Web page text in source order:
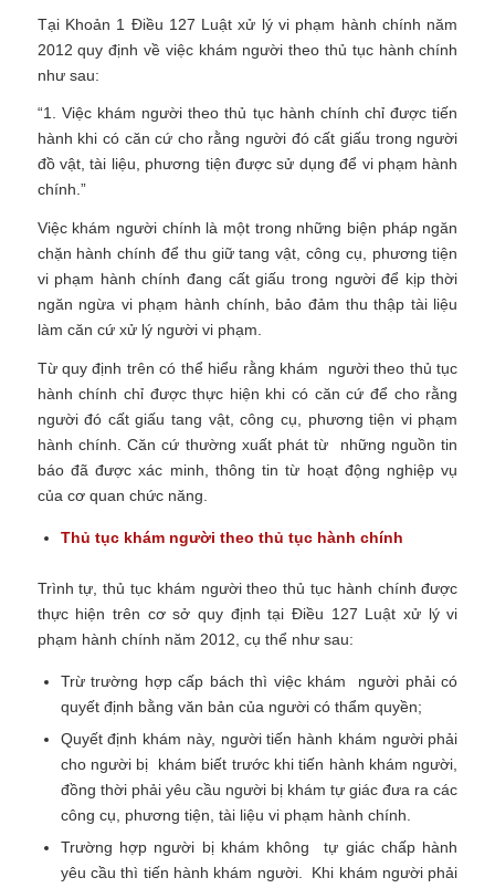
Tại Khoản 1 Điều 127 Luật xử lý vi phạm hành chính năm
2012 quy định về việc khám người theo thủ tục hành chính
như sau:
“1. Việc khám người theo thủ tục hành chính chỉ được tiến
hành khi có căn cứ cho rằng người đó cất giấu trong người
đồ vật, tài liệu, phương tiện được sử dụng để vi phạm hành
chính.”
Việc khám người chính là một trong những biện pháp ngăn
chặn hành chính để thu giữ tang vật, công cụ, phương tiện
vi phạm hành chính đang cất giấu trong người để kịp thời
ngăn ngừa vi phạm hành chính, bảo đảm thu thập tài liệu
làm căn cứ xử lý người vi phạm.
Từ quy định trên có thể hiểu rằng khám người theo thủ tục
hành chính chỉ được thực hiện khi có căn cứ để cho rằng
người đó cất giấu tang vật, công cụ, phương tiện vi phạm
hành chính. Căn cứ thường xuất phát từ những nguồn tin
báo đã được xác minh, thông tin từ hoạt động nghiệp vụ
của cơ quan chức năng.
Thủ tục khám người theo thủ tục hành chính
Trình tự, thủ tục khám người theo thủ tục hành chính được
thực hiện trên cơ sở quy định tại Điều 127 Luật xử lý vi
phạm hành chính năm 2012, cụ thể như sau:
Trừ trường hợp cấp bách thì việc khám người phải có
quyết định bằng văn bản của người có thẩm quyền;
Quyết định khám này, người tiến hành khám người phải
cho người bị khám biết trước khi tiến hành khám người,
đồng thời phải yêu cầu người bị khám tự giác đưa ra các
công cụ, phương tiện, tài liệu vi phạm hành chính.
Trường hợp người bị khám không tự giác chấp hành
yêu cầu thì tiến hành khám người. Khi khám người phải